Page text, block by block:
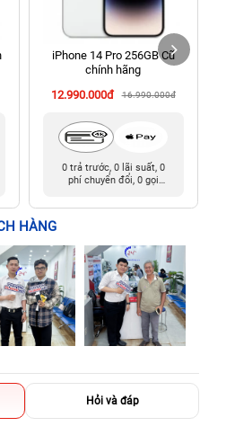
Vũng Tàu, Hồ Chí Minh (TP. Vũng
Nhất, Hồ Chí Minh (Tân Bình
iPhone 14 Pro 256GB Cũ
chính hãng
12.990.000đ
16.990.000đ
0 trả trước, 0 lãi suất, 0
phí chuyển đổi, 0 gọi
HÀNG
Hỏi và đáp